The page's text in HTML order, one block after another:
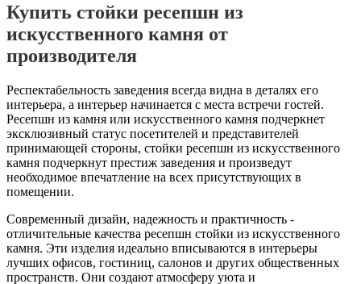
Купить стойки ресепшн из
искусственного камня от
производителя
Респектабельность заведения всегда видна в деталях его
интерьера, а интерьер начинается с места встречи гостей.
Ресепшн из камня или искусственного камня подчеркнет
эксклюзивный статус посетителей и представителей
принимающей стороны, стойки ресепшн из искусственного
камня подчеркнут престиж заведения и произведут
необходимое впечатление на всех присутствующих в
помещении.
Современный дизайн, надежность и практичность -
отличительные качества ресепшн стойки из искусственного
камня. Эти изделия идеально вписываются в интерьеры
лучших офисов, гостиниц, салонов и других общественных
пространств. Они создают атмосферу уюта и